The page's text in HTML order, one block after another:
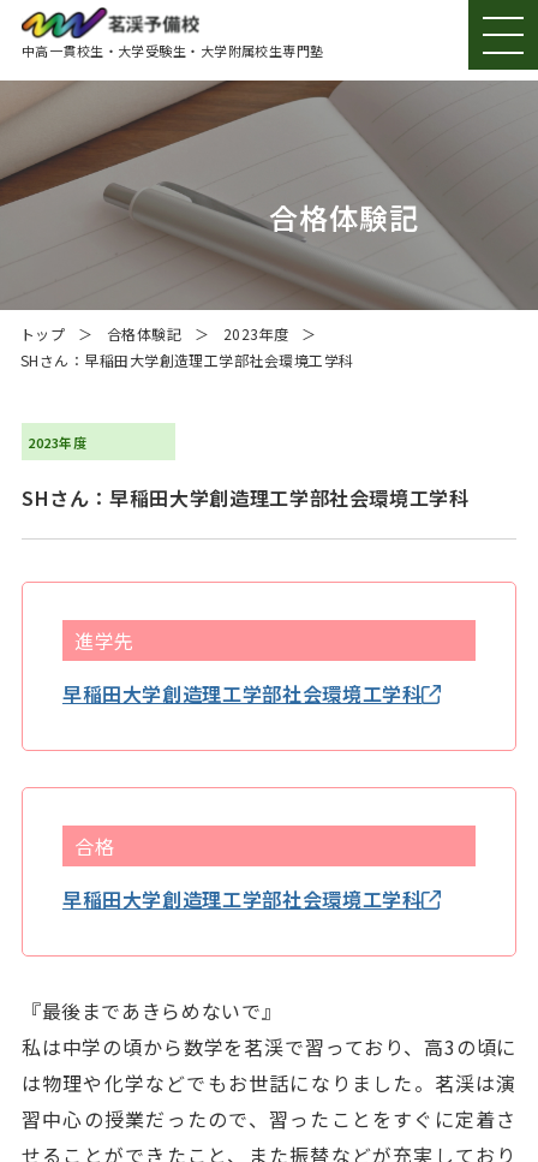
中高一貫校生・大学受験生・大学附属校生専門塾
茗渓予備校とは
ニュース
合格実績
校舎紹介
よくある質問
在校生
（各教室へ）
合格体験記
トップ 合格体験記
2023年度
SHさん：早稲田大学創造理工学部社会環境工学科
2023年度
SHさん：早稲田大学創造理工学部社会環境工学科
進学先
早稲田大学創造理工学部社会環境工学科
合格
早稲田大学創造理工学部社会環境工学科
『最後まであきらめないで』
私は中学の頃から数学を茗渓で習っており、高3の頃に
は物理や化学などでもお世話になりました。茗渓は演
習中心の授業だったので、習ったことをすぐに定着さ
せることができたこと、また振替などが充実しており